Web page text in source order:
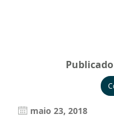
maio 23, 2018